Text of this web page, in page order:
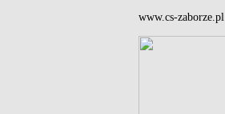
www.cs-zaborze.pl